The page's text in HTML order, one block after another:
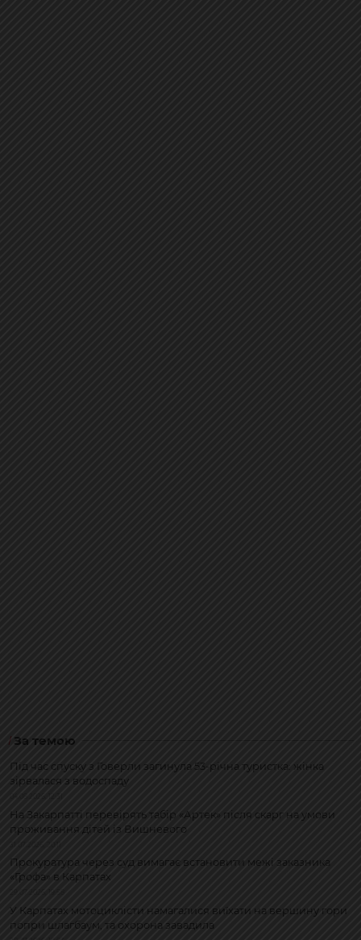
За темою
Під час спуску з Говерли загинула 53-річна туристка: жінка
зірвалася з водоспаду
На Закарпатті перевірять табір «Артек» після скарг на умови
проживання дітей із Вишневого
Прокуратура через суд вимагає встановити межі заказника
«Грофа» в Карпатах
У Карпатах мотоциклісти намагалися виїхати на вершину гори
попри шлагбаум, та охорона завадила